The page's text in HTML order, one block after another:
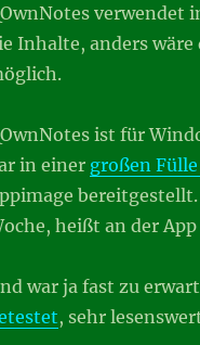
verwendet
Inhalte, anders
ist für
in einer großen
heißt an der
war ja fast zu
, sehr